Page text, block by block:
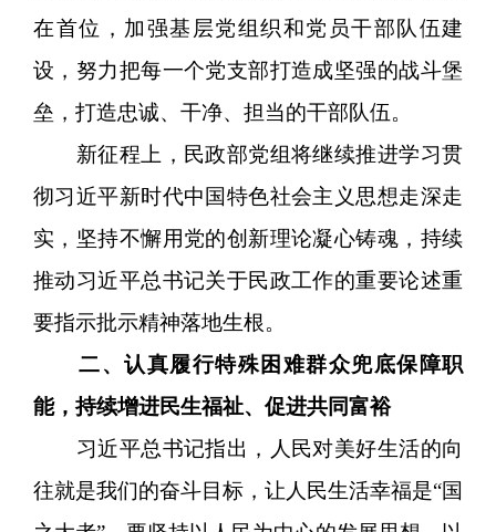
在首位，加强基层党组织和党员干部队伍建
设，努力把每一个党支部打造成坚强的战斗堡
垒，打造忠诚、干净、担当的干部队伍。
新征程上，民政部党组将继续推进学习贯
彻习近平新时代中国特色社会主义思想走深走
实，坚持不懈用党的创新理论凝心铸魂，持续
推动习近平总书记关于民政工作的重要论述重
要指示批示精神落地生根。
二、认真履行特殊困难群众兜底保障职
能，持续增进民生福祉、促进共同富裕
习近平总书记指出，人民对美好生活的向
往就是我们的奋斗目标，让人民生活幸福是“国